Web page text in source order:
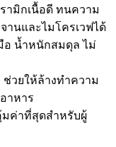
ามิกเนื้อดี ทนความ
านและไมโครเวฟได้
น้ำหนักสมดุล ไม่
ช่วยให้ล้างทำความ
าหาร
มค่าที่สุดสำหรับผู้